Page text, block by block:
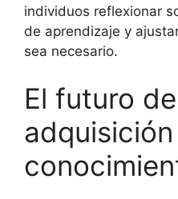
individuos reflexionar
de aprendizaje y
sea necesario.
El futuro